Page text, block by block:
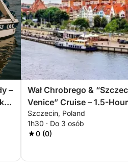
–
i
Wał Chrobrego &
Venice” Cruise – 1.5-
Experience
Szczecin, Poland
1h30 · Do 3 osób
0 (0)